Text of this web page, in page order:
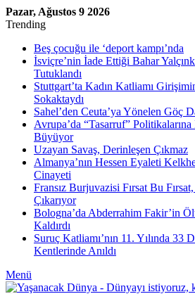
Pazar, Ağustos 9 2026
Trending
Beş çocuğu ile ‘deport kampı’nda
İsviçre’nin İade Ettiği Bahar
Tutuklandı
Stuttgart’ta Kadın Katliamı
Sokaktaydı
Sahel’den Ceuta’ya Yönelen Göç
Avrupa’da “Tasarruf” Politikalarına
Büyüyor
Uzayan Savaş, Derinleşen Çıkmaz
Almanya’nın Hessen Eyaleti
Cinayeti
Fransız Burjuvazisi Fırsat Bu
Çıkarıyor
Bologna’da Abderrahim Fakir’in
Kaldırdı
Suruç Katliamı’nın 11. Yılında 33
Kentlerinde Anıldı
Menü